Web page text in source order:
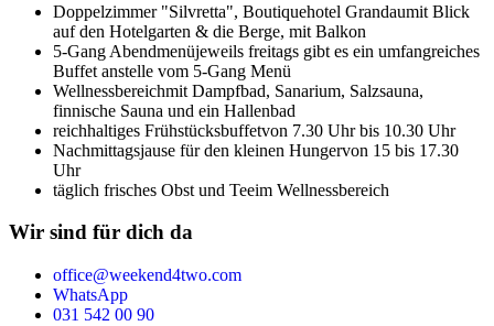
Doppelzimmer "Silvretta", Boutiquehotel Grandaumit Blick
auf den Hotelgarten & die Berge, mit Balkon
5-Gang Abendmenüjeweils freitags gibt es ein umfangreiches
Buffet anstelle vom 5-Gang Menü
Wellnessbereichmit Dampfbad, Sanarium, Salzsauna,
finnische Sauna und ein Hallenbad
reichhaltiges Frühstücksbuffetvon 7.30 Uhr bis 10.30 Uhr
Nachmittagsjause für den kleinen Hungervon 15 bis 17.30
Uhr
täglich frisches Obst und Teeim Wellnessbereich
Wir sind für dich da
office@weekend4two.com
WhatsApp
031 542 00 90